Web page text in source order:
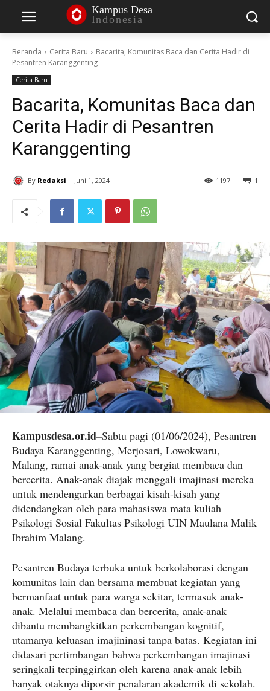
Kampus Desa
Indonesia
Beranda Cerita Baru
Bacarita, Komunitas Baca dan Cerita Hadir di
Pesantren Karanggenting
Cerita Baru
Bacarita, Komunitas Baca dan
Cerita Hadir di Pesantren
Karanggenting
By Redaksi Juni 1, 2024 1
1197
Kampusdesa.or.id–Sabtu pagi (01/06/2024), Pesantren
Budaya Karanggenting, Merjosari, Lowokwaru,
Malang, ramai anak-anak yang bergiat membaca dan
bercerita. Anak-anak diajak menggali imajinasi mereka
untuk mendengarkan berbagai kisah-kisah yang
didendangkan oleh para mahasiswa mata kuliah
Psikologi Sosial Fakultas Psikologi UIN Maulana Malik
Ibrahim Malang.
Pesantren Budaya terbuka untuk berkolaborasi dengan
komunitas lain dan bersama membuat kegiatan yang
bermanfaat untuk para warga sekitar, termasuk anak-
anak. Melalui membaca dan bercerita, anak-anak
dibantu membangkitkan perkembangan kognitif,
utamanya keluasan imajininasi tanpa batas. Kegiatan ini
didasari pertimbangan bahwa perkembangan imajinasi
seringkali terpinggirkan oleh karena anak-anak lebih
banyak otaknya diporsir penalaran akademik di sekolah.